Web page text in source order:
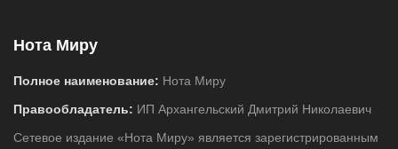
Нота Миру
Полное наименование: Нота Миру
Правообладатель: ИП Архангельский Дмитрий Николаевич
Сетевое издание «Нота Миру» является зарегистрированным